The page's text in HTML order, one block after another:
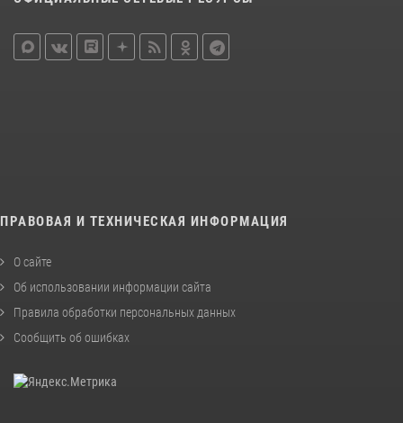
ПРАВОВАЯ И ТЕХНИЧЕСКАЯ ИНФОРМАЦИЯ
О сайте
Об использовании информации сайта
Правила обработки персональных данных
Сообщить об ошибках